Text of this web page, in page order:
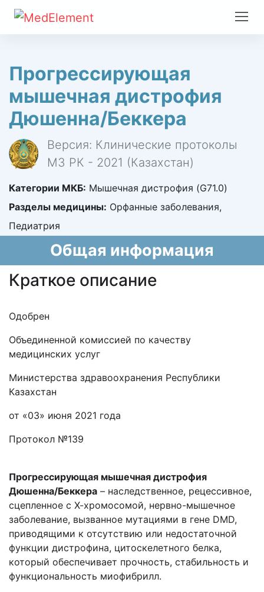
Прогрессирующая
мышечная дистрофия
Дюшенна/Беккера
Версия: Клинические протоколы
МЗ РК - 2021 (Казахстан)
Категории МКБ: Мышечная дистрофия (G71.0)
Разделы медицины: Орфанные заболевания,
Педиатрия
Общая информация
Краткое описание
Одобрен
Объединенной комиссией по качеству
медицинских услуг
Министерства здравоохранения Республики
Казахстан
от «03» июня 2021 года
Протокол №139
Прогрессирующая мышечная дистрофия
Дюшенна/Беккера – наследственное, рецессивное,
сцепленное с Х-хромосомой, нервно-мышечное
заболевание, вызванное мутациями в гене DMD,
приводящими к отсутствию или недостаточной
функции дистрофина, цитоскелетного белка,
который обеспечивает прочность, стабильность и
функциональность миофибрилл.